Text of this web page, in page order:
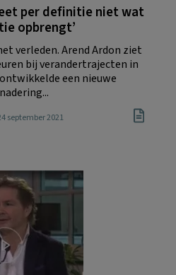
per definitie niet wat
opbrengt’
verleden. Arend Ardon ziet
bij verandertrajecten in
een nieuwe
september 2021